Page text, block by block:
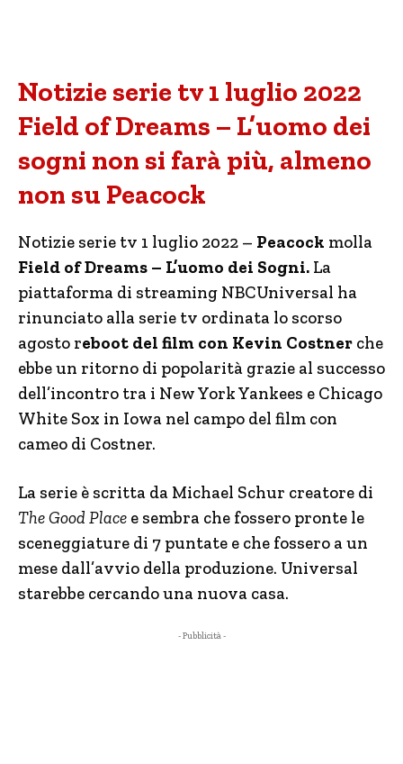
Notizie serie tv 1 luglio 2022
Field of Dreams – L’uomo dei
sogni non si farà più, almeno
non su Peacock
Notizie serie tv 1 luglio 2022 – Peacock molla
Field of Dreams – L’uomo dei Sogni. La
piattaforma di streaming NBCUniversal ha
rinunciato alla serie tv ordinata lo scorso
agosto reboot del film con Kevin Costner che
ebbe un ritorno di popolarità grazie al successo
dell’incontro tra i New York Yankees e Chicago
White Sox in Iowa nel campo del film con
cameo di Costner.
La serie è scritta da Michael Schur creatore di
The Good Place e sembra che fossero pronte le
sceneggiature di 7 puntate e che fossero a un
mese dall’avvio della produzione. Universal
starebbe cercando una nuova casa.
- Pubblicità -